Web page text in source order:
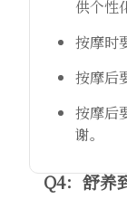
供个性
按摩时
按摩后
按摩后
谢。
Q4：舒养